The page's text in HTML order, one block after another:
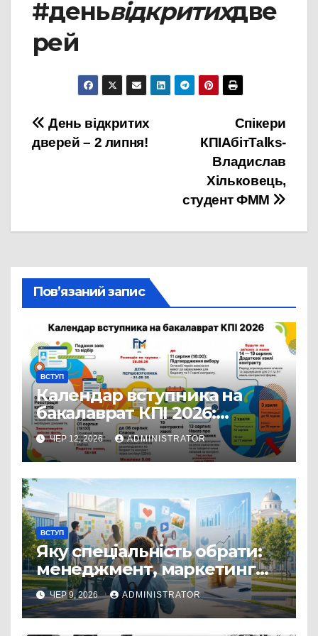
#деньвідкритихдве
рей
Навігація
записів
Cпікери
КПІАбітTalks-
Владислав
Хільковець,
студент ФММ
День відкритих
дверей – 2 липня!
Пов’язаний запис
ВСТУП
Календар вступника на
бакалаврат КПІ 2026:
ключові дати вступної
кампанії
ЧЕР 12, 2026 ADMINISTRATOR
ВСТУП
Яку спеціальність обрати:
менеджмент, маркетинг
чи економіку?
ЧЕР 9, 2026 ADMINISTRATOR